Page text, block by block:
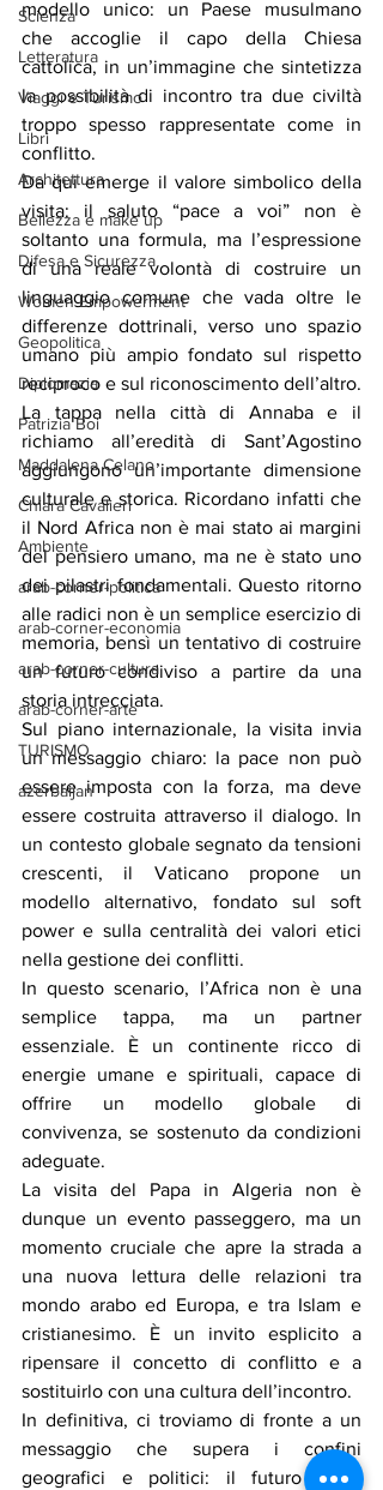
Scienza
Letteratura
Viaggi e Turismo
Libri
Architettura
Bellezza e make up
Difesa e Sicurezza
Women Empowerment
Geopolitica
Diplomazia
Patrizia Boi
Maddalena Celano
Chiara Cavalieri
Ambiente
arab-corner-politica
arab-corner-economia
arab-corner-cultura
arab-corner-arte
TURISMO
azerbaijan
modello unico: un Paese musulmano
che accoglie il capo della Chiesa
cattolica, in un’immagine che sintetizza
la possibilità di incontro tra due civiltà
troppo spesso rappresentate come in
conflitto.
Da qui emerge il valore simbolico della
visita: il saluto “pace a voi” non è
soltanto una formula, ma l’espressione
di una reale volontà di costruire un
linguaggio comune che vada oltre le
differenze dottrinali, verso uno spazio
umano più ampio fondato sul rispetto
reciproco e sul riconoscimento dell’altro.
La tappa nella città di Annaba e il
richiamo all’eredità di Sant’Agostino
aggiungono un’importante dimensione
culturale e storica. Ricordano infatti che
il Nord Africa non è mai stato ai margini
del pensiero umano, ma ne è stato uno
dei pilastri fondamentali. Questo ritorno
alle radici non è un semplice esercizio di
memoria, bensì un tentativo di costruire
un futuro condiviso a partire da una
storia intrecciata.
Sul piano internazionale, la visita invia
un messaggio chiaro: la pace non può
essere imposta con la forza, ma deve
essere costruita attraverso il dialogo. In
un contesto globale segnato da tensioni
crescenti, il Vaticano propone un
modello alternativo, fondato sul soft
power e sulla centralità dei valori etici
nella gestione dei conflitti.
In questo scenario, l’Africa non è una
semplice tappa, ma un partner
essenziale. È un continente ricco di
energie umane e spirituali, capace di
offrire un modello globale di
convivenza, se sostenuto da condizioni
adeguate.
La visita del Papa in Algeria non è
dunque un evento passeggero, ma un
momento cruciale che apre la strada a
una nuova lettura delle relazioni tra
mondo arabo ed Europa, e tra Islam e
cristianesimo. È un invito esplicito a
ripensare il concetto di conflitto e a
sostituirlo con una cultura dell’incontro.
In definitiva, ci troviamo di fronte a un
messaggio che supera i confini
geografici e politici: il futuro potrà